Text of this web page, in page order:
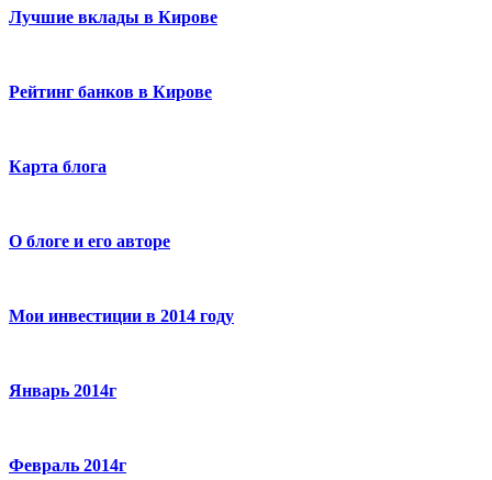
Лучшие вклады в Кирове
Рейтинг банков в Кирове
Карта блога
О блоге и его авторе
Мои инвестиции в 2014 году
Январь 2014г
Февраль 2014г